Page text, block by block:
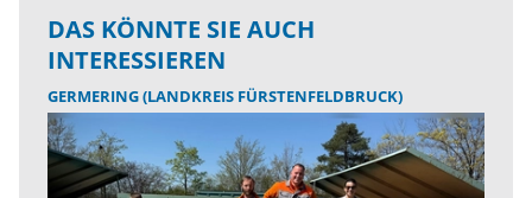
DAS KÖNNTE SIE AUCH
INTERESSIEREN
GERMERING (LANDKREIS FÜRSTENFELDBRUCK)